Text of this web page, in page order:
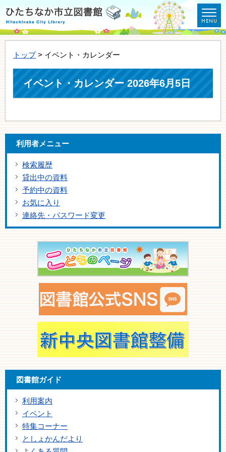
トップ> イベント・カレンダー
イベント・カレンダー 2026年6月5日
利用者メニュー
検索履歴
貸出中の資料
予約中の資料
お気に入り
連絡先・パスワード変更
図書館ガイド
利用案内
イベント
特集コーナー
としょかんだより